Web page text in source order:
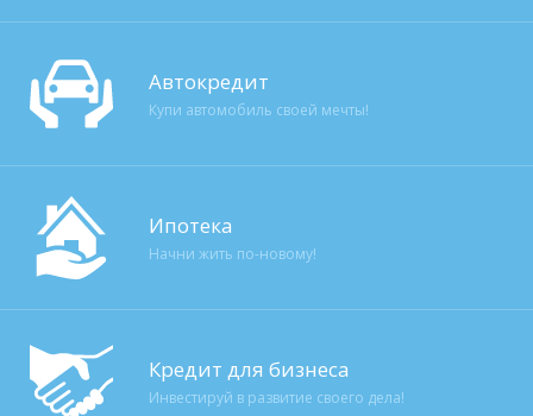
Автокредит
Купи автомобиль своей мечты!
Ипотека
Начни жить по-новому!
Кредит для бизнеса
Инвестируй в развитие своего дела!